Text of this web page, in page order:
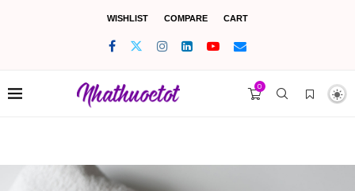
WISHLIST COMPARE CART
0